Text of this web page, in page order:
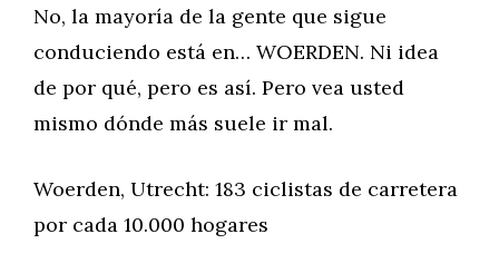
No, la mayoría de la gente que sigue
conduciendo está en… WOERDEN. Ni idea
de por qué, pero es así. Pero vea usted
mismo dónde más suele ir mal.
Woerden, Utrecht: 183 ciclistas de carretera
por cada 10.000 hogares